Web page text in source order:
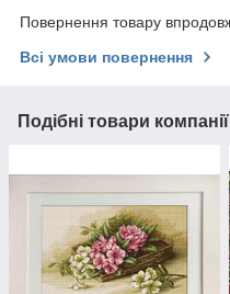
Повернення товару
Всі умови повернення
Подібні товари компанії